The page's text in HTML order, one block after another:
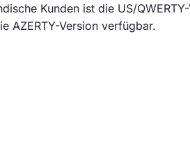
Kunden ist die US/
AZERTY-Version verfügbar.